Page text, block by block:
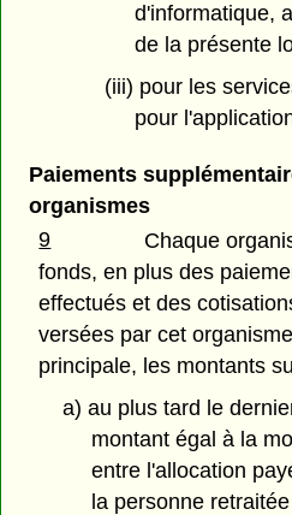
d'informatique,
de la présente
(iii) pour les
pour
Paiements
organismes
9
Chaque
fonds, en plus des
effectués et des
versées par cet
principale, les montants
a) au plus tard le
montant égal à la
entre l'allocation
la personne